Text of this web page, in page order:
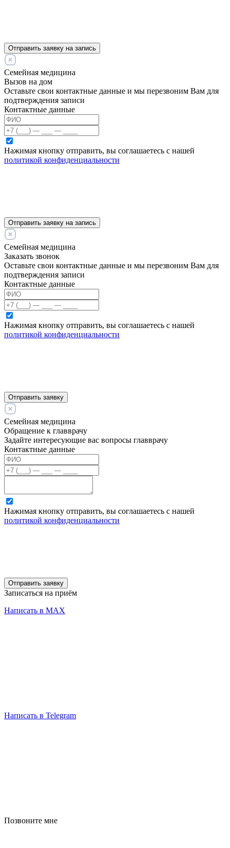
Отправить заявку на запись
Семейная медицина
Вызов на дом
Оставьте свои контактные данные и мы перезвоним Вам для
подтверждения записи
Контактные данные
Нажимая кнопку отправить, вы соглашаетесь с нашей
политикой конфиденциальности
Отправить заявку на запись
Семейная медицина
Заказать звонок
Оставьте свои контактные данные и мы перезвоним Вам для
подтверждения записи
Контактные данные
Нажимая кнопку отправить, вы соглашаетесь с нашей
политикой конфиденциальности
Отправить заявку
Семейная медицина
Обращение к главврачу
Задайте интересующие вас вопросы главврачу
Контактные данные
Нажимая кнопку отправить, вы соглашаетесь с нашей
политикой конфиденциальности
Отправить заявку
Записаться на приём
Написать в MAX
Написать в Telegram
Позвоните мне